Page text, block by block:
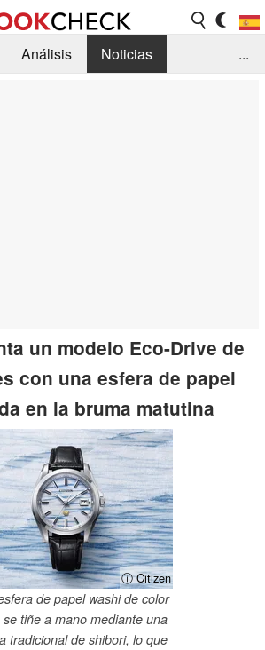
Análisis
Noticias
...
un modelo Eco-Drive de
con una esfera de papel
en la bruma matutina
ⓘ Citizen
de papel washi de color
tiñe a mano mediante una
tradicional de shibori, lo que